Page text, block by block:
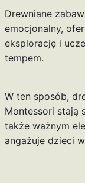
Drewniane
emocjonalny,
eksplorację i
tempem.
W ten sposób,
Montessori stają
także ważnym
angażuje dzieci